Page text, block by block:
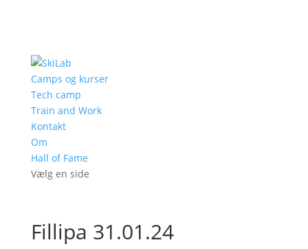
Camps og kurser
Tech camp
Train and Work
Kontakt
Om
Hall of Fame
Vælg en side
Fillipa 31.01.24